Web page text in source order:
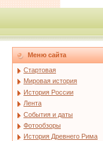
Меню сайта
Стартовая
Мировая история
История России
Лента
События и даты
Фотообзоры
История Древнего Рима